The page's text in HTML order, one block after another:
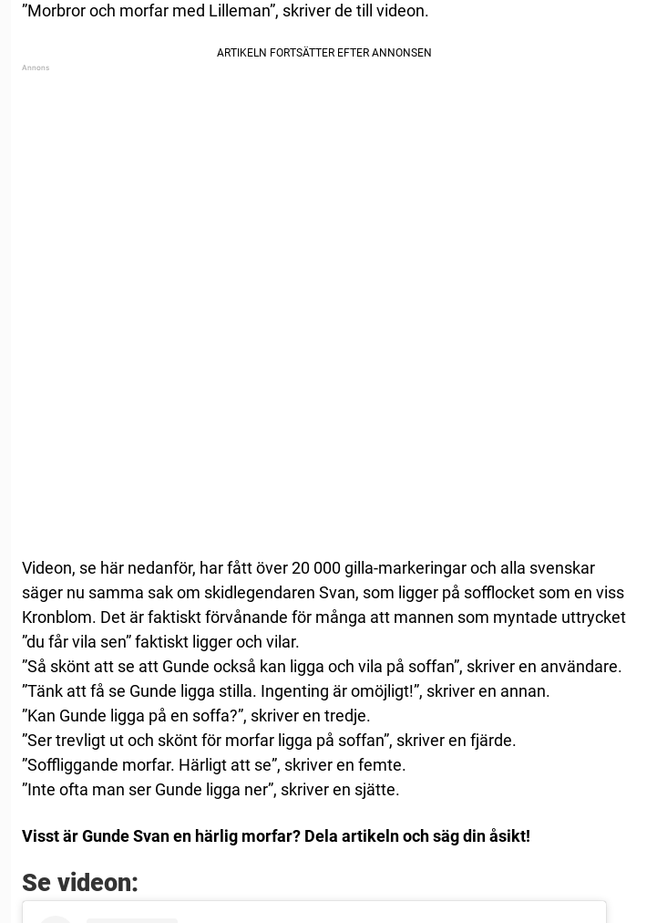
”Morbror och morfar med Lilleman”, skriver de till videon.
Videon, se här nedanför, har fått över 20 000 gilla-markeringar och alla svenskar
säger nu samma sak om skidlegendaren Svan, som ligger på sofflocket som en viss
Kronblom. Det är faktiskt förvånande för många att mannen som myntade uttrycket
”du får vila sen” faktiskt ligger och vilar.
”Så skönt att se att Gunde också kan ligga och vila på soffan”, skriver en användare.
”Tänk att få se Gunde ligga stilla. Ingenting är omöjligt!”, skriver en annan.
”Kan Gunde ligga på en soffa?”, skriver en tredje.
”Ser trevligt ut och skönt för morfar ligga på soffan”, skriver en fjärde.
”Soffliggande morfar. Härligt att se”, skriver en femte.
”Inte ofta man ser Gunde ligga ner”, skriver en sjätte.
Visst är Gunde Svan en härlig morfar? Dela artikeln och säg din åsikt!
Se videon: